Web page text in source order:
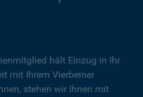
hält Einzug in Ihr
mit Ihrem Vierbeiner
stehen wir Ihnen mit